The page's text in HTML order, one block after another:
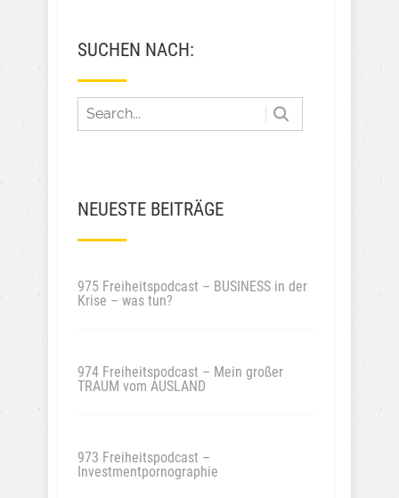
SUCHEN NACH:
NEUESTE BEITRÄGE
975 Freiheitspodcast – BUSINESS in der
Krise – was tun?
974 Freiheitspodcast – Mein großer
TRAUM vom AUSLAND
973 Freiheitspodcast –
Investmentpornographie